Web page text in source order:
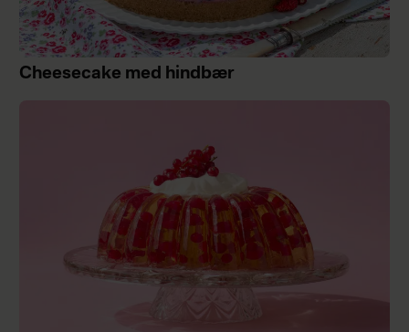
Cheesecake med hindbær